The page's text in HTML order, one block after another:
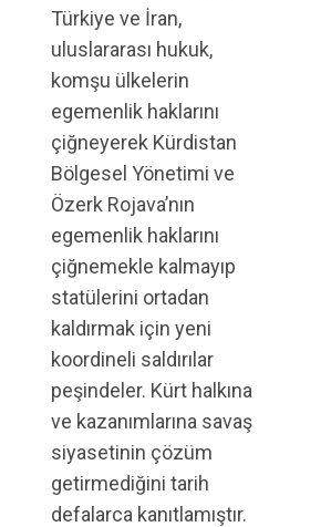
Türkiye ve İran,
uluslararası hukuk,
komşu ülkelerin
egemenlik haklarını
çiğneyerek Kürdistan
Bölgesel Yönetimi ve
Özerk Rojava’nın
egemenlik haklarını
çiğnemekle kalmayıp
statülerini ortadan
kaldırmak için yeni
koordineli saldırılar
peşindeler. Kürt halkına
ve kazanımlarına savaş
siyasetinin çözüm
getirmediğini tarih
defalarca kanıtlamıştır.